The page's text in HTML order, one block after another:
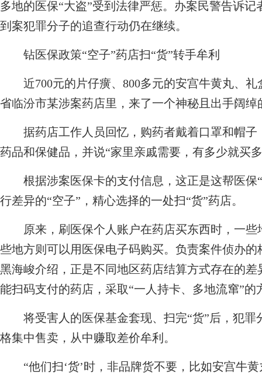
多地的医保“大盗”受到法律严惩。办案民警告诉
到案犯罪分子的追查行动仍在继续。
钻医保政策“空子”药店扫“货”转手牟利
近700元的片仔癀、800多元的安宫牛黄丸、
省临汾市某涉案药店里，来了一个神秘且出手阔绰
据药店工作人员回忆，购药者戴着口罩和帽子
药品和保健品，并说“家里亲戚需要，有多少就买
根据涉案医保卡的支付信息，这正是这帮医保“
行差异的“空子”，精心选择的一处扫“货”药店。
原来，刷医保个人账户在药店买东西时，一些
些地方则可以用医保电子码购买。负责案件侦办
黑海峻介绍，正是不同地区药店结算方式存在的
能扫码支付的药店，采取“一人持卡、多地流窜”的
将受害人的医保基金套现、扫完“货”后，犯罪
格集中售卖，从中赚取差价牟利。
“他们扫‘货’时，非品牌货不要，比如安宫牛黄